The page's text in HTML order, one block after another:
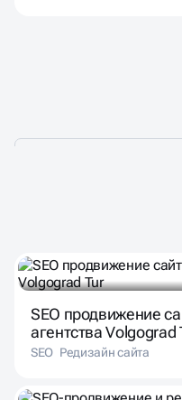
SEO продвижение
агентства Volgograd
SEO Редизайн сайта